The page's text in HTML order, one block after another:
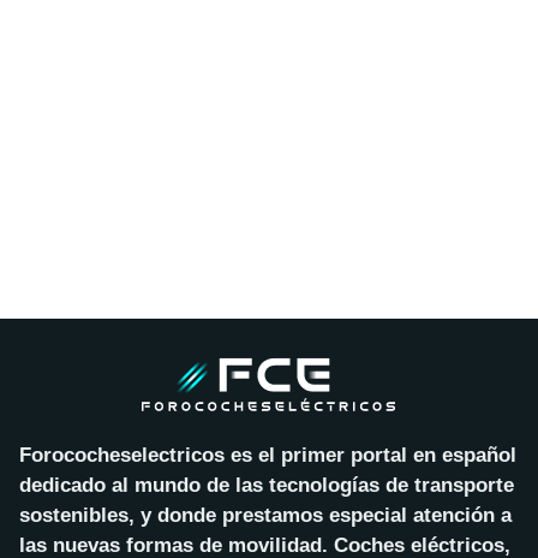
Forococheselectricos es el primer portal en español
dedicado al mundo de las tecnologías de transporte
sostenibles, y donde prestamos especial atención a
las nuevas formas de movilidad. Coches eléctricos,